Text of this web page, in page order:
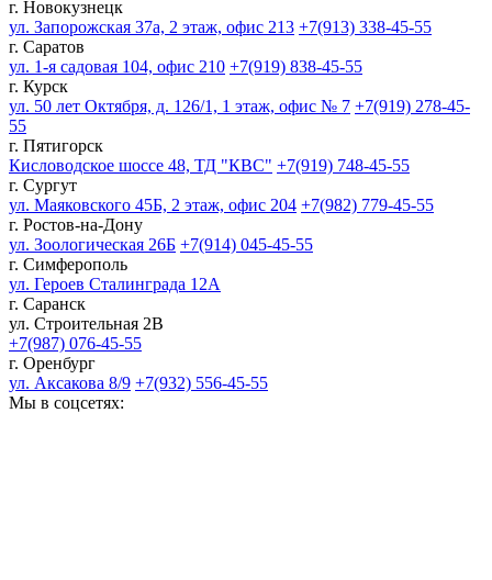
г. Новокузнецк
ул. Запорожская 37а, 2 этаж, офис 213 +7(913) 338-45-55
г. Саратов
ул. 1-я садовая 104, офис 210 +7(919) 838-45-55
г. Курск
ул. 50 лет Октября, д. 126/1, 1 этаж, офис № 7 +7(919) 278-45-
55
г. Пятигорск
Кисловодское шоссе 48, ТД "КВС" +7(919) 748-45-55
г. Сургут
ул. Маяковского 45Б, 2 этаж, офис 204 +7(982) 779-45-55
г. Ростов-на-Дону
ул. Зоологическая 26Б +7(914) 045-45-55
г. Симферополь
ул. Героев Сталинграда 12А
г. Саранск
ул. Строительная 2В
+7(987) 076-45-55
г. Оренбург
ул. Аксакова 8/9 +7(932) 556-45-55
Мы в соцсетях: